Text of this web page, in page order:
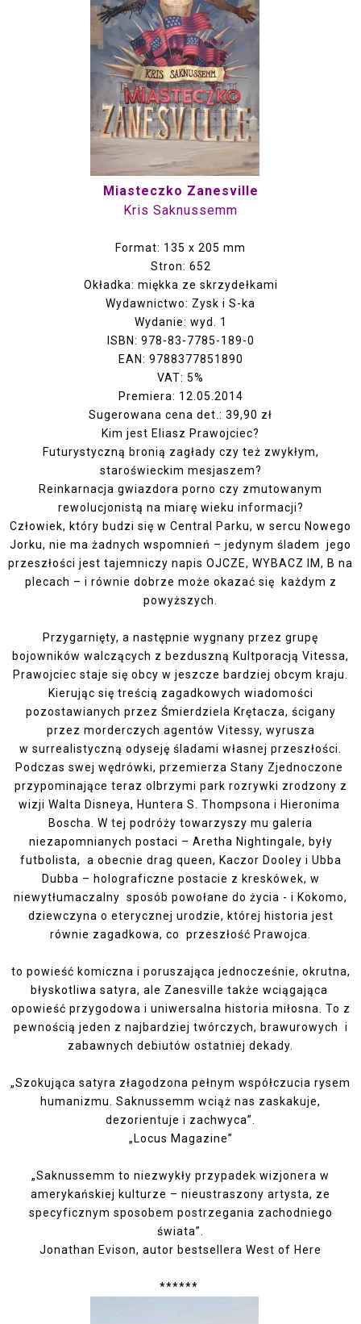
Miasteczko Zanesville
Kris Saknussemm
Format: 135 x 205 mm
Stron: 652
Okładka: miękka ze skrzydełkami
Wydawnictwo: Zysk i S-ka
Wydanie: wyd. 1
ISBN: 978-83-7785-189-0
EAN: 9788377851890
VAT: 5%
Premiera: 12.05.2014
Sugerowana cena det.: 39,90 zł
Kim jest Eliasz Prawojciec?
Futurystyczną bronią zagłady czy też zwykłym,
staroświeckim mesjaszem?
Reinkarnacja gwiazdora porno czy zmutowanym
rewolucjonistą na miarę wieku informacji?
Człowiek, który budzi się w Central Parku, w sercu Nowego
Jorku, nie ma żadnych wspomnień – jedynym śladem jego
przeszłości jest tajemniczy napis OJCZE, WYBACZ IM, B na
plecach – i równie dobrze może okazać się każdym z
powyższych.
Przygarnięty, a następnie wygnany przez grupę
bojowników walczących z bezduszną Kultporacją Vitessa,
Prawojciec staje się obcy w jeszcze bardziej obcym kraju.
Kierując się treścią zagadkowych wiadomości
pozostawianych przez Śmierdziela Krętacza, ścigany
przez morderczych agentów Vitessy, wyrusza
w surrealistyczną odyseję śladami własnej przeszłości.
Podczas swej wędrówki, przemierza Stany Zjednoczone
przypominające teraz olbrzymi park rozrywki zrodzony z
wizji Walta Disneya, Huntera S. Thompsona i Hieronima
Boscha. W tej podróży towarzyszy mu galeria
niezapomnianych postaci – Aretha Nightingale, były
futbolista, a obecnie drag queen, Kaczor Dooley i Ubba
Dubba – holograficzne postacie z kreskówek, w
niewytłumaczalny sposób powołane do życia - i Kokomo,
dziewczyna o eterycznej urodzie, której historia jest
równie zagadkowa, co przeszłość Prawojca.
to powieść komiczna i poruszająca jednocześnie, okrutna,
błyskotliwa satyra, ale Zanesville także wciągająca
opowieść przygodowa i uniwersalna historia miłosna. To z
pewnością jeden z najbardziej twórczych, brawurowych i
zabawnych debiutów ostatniej dekady.
„Szokująca satyra złagodzona pełnym współczucia rysem
humanizmu. Saknussemm wciąż nas zaskakuje,
dezorientuje i zachwyca”.
„Locus Magazine”
„Saknussemm to niezwykły przypadek wizjonera w
amerykańskiej kulturze – nieustraszony artysta, ze
specyficznym sposobem postrzegania zachodniego
świata”.
Jonathan Evison, autor bestsellera West of Here
******